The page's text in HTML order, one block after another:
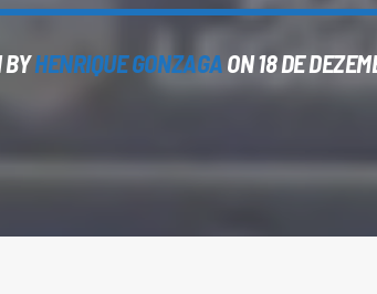
BYHENRIQUE GONZAGAON 18 DE